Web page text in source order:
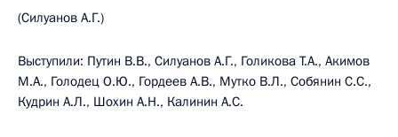
(Силуанов А.Г.)
Выступили: Путин В.В., Силуанов А.Г., Голикова Т.А., Акимов
М.А., Голодец О.Ю., Гордеев А.В., Мутко В.Л., Собянин С.С.,
Кудрин А.Л., Шохин А.Н., Калинин А.С.